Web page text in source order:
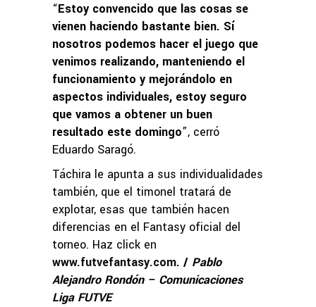
“Estoy convencido que las cosas se
vienen haciendo bastante bien. Sí
nosotros podemos hacer el juego que
venimos realizando, manteniendo el
funcionamiento y mejorándolo en
aspectos individuales, estoy seguro
que vamos a obtener un buen
resultado este domingo”, cerró
Eduardo Saragó.
Táchira le apunta a sus individualidades
también, que el timonel tratará de
explotar, esas que también hacen
diferencias en el Fantasy oficial del
torneo. Haz click en
www.futvefantasy.com. / Pablo
Alejandro Rondón – Comunicaciones
Liga FUTVE